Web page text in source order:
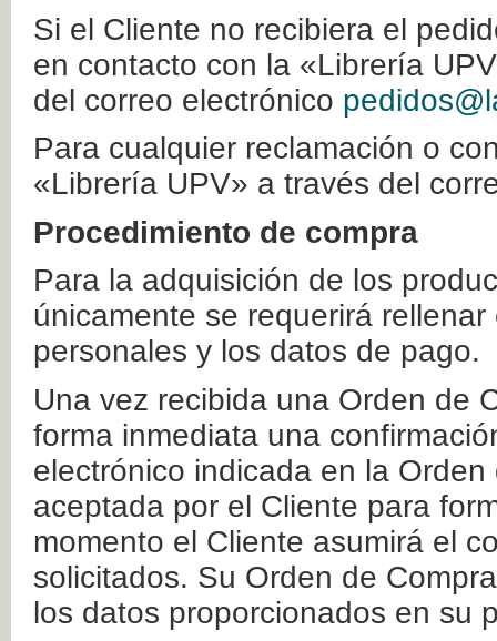
Si el Cliente no recibiera el
en contacto con la «Librería
del correo electrónico
Para cualquier reclamación o
«Librería UPV» a través del
Procedimiento de compra
Para la adquisición de los
únicamente se requerirá
personales y los datos de pago.
Una vez recibida una Orden de
forma inmediata una
electrónico indicada en la
aceptada por el Cliente para
momento el Cliente asumirá el
solicitados. Su Orden de
los datos proporcionados en su